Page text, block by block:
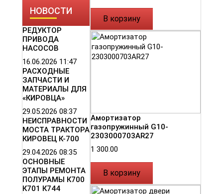
НОВОСТИ
РЕДУКТОР
ПРИВОДА
НАСОСОВ
16.06.2026 11:47
РАСХОДНЫЕ
ЗАПЧАСТИ И
МАТЕРИАЛЫ ДЛЯ
«КИРОВЦА»
29.05.2026 08:37
НЕИСПРАВНОСТИ
МОСТА ТРАКТОРА
КИРОВЕЦ К-700
29.04.2026 08:35
ОСНОВНЫЕ
ЭТАПЫ РЕМОНТА
ПОЛУРАМЫ К700
К701 К744
В корзину
Амортизатор
газопружинный G10-
2303000703AR27
1 300.00
В корзину